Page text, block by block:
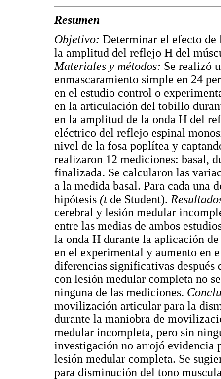
Resumen
Objetivo: Determinar el efecto
la amplitud del reflejo H del
Materiales y métodos: Se realizó
enmascaramiento simple en 24
en el estudio control o
en la articulación del tobillo
en la amplitud de la onda H del
eléctrico del reflejo espinal
nivel de la fosa poplítea y
realizaron 12 mediciones: basal,
finalizada. Se calcularon las
a la medida basal. Para cada una
hipótesis (t de Student).
cerebral y lesión medular
entre las medias de ambos
la onda H durante la aplicación
en el experimental y aumento en
diferencias significativas
con lesión medular completa no
ninguna de las mediciones.
movilización articular para la
durante la maniobra de
medular incompleta, pero sin
investigación no arrojó evidencia
lesión medular completa. Se
para disminución del tono